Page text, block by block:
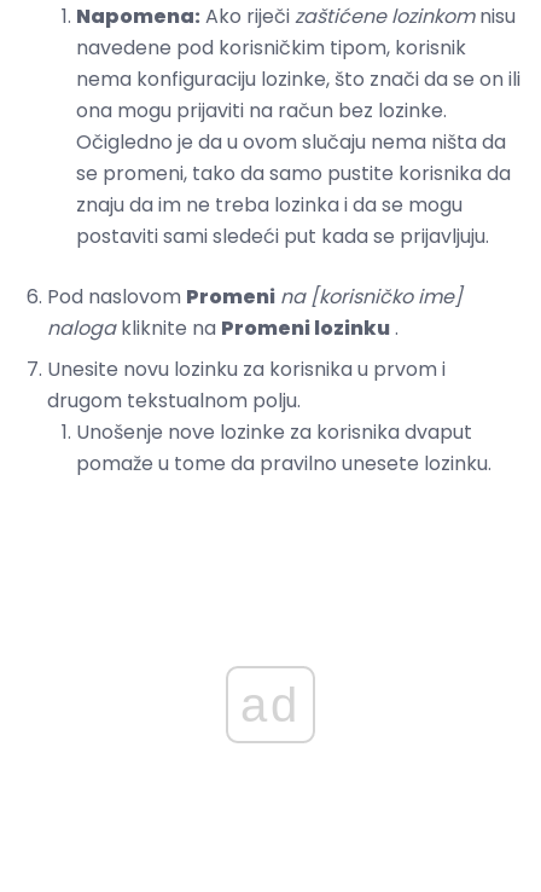
Napomena: Ako riječizaštićene lozinkomnisu
navedene pod korisničkim tipom, korisnik
nema konfiguraciju lozinke, što znači da se on ili
ona mogu prijaviti na račun bez lozinke.
Očigledno je da u ovom slučaju nema ništa da
se promeni, tako da samo pustite korisnika da
znaju da im ne treba lozinka i da se mogu
postaviti sami sledeći put kada se prijavljuju.
Pod naslovom Promeni na [korisničko ime]
nalogakliknite na Promeni lozinku.
Unesite novu lozinku za korisnika u prvom i
drugom tekstualnom polju.
Unošenje nove lozinke za korisnika dvaput
pomaže u tome da pravilno unesete lozinku.
ad